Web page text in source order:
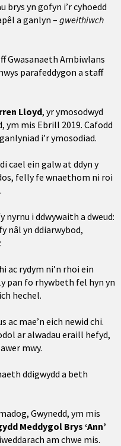
brys yn gofyn i’r cyhoedd
a ganlyn – gweithiwch
Gwasanaeth Ambiwlans
parafeddygon a staff
Lloyd, yr ymosodwyd
ym mis Ebrill 2019. Cafodd
i’r ymosodiad.
cael ein galw at ddyn y
felly fe wnaethom ni roi
nyrnu i ddwywaith a dweud:
nâl yn ddiarwybod,
ac rydym ni’n rhoi ein
pan fo rhywbeth fel hyn yn
hechel.
ac mae’n eich newid chi.
ar alwadau eraill hefyd,
mwy.
ddigwydd a beth
Gwynedd, ym mis
Meddygol Brys ‘Ann’
am chwe mis.